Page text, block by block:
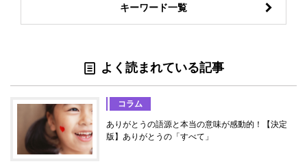
キーワード一覧
よく読まれている記事
コラム
ありがとうの語源と本当の意味が感動的！【決定
版】ありがとうの「すべて」